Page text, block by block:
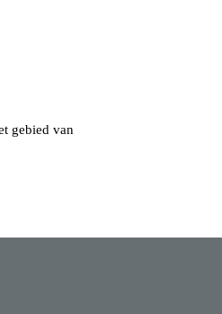
gebied van